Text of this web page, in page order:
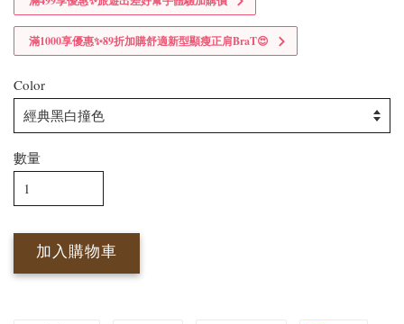
滿1000享優惠✨89折加購舒適新型顯瘦正肩BraT😍
Color
數量
加入購物車